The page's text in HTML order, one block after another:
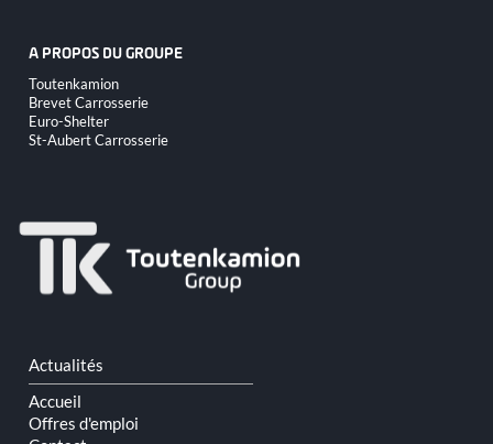
A PROPOS DU GROUPE
Aller
au
contenu
Toutenkamion
Brevet Carrosserie
Euro-Shelter
St-Aubert Carrosserie
Aller
au
contenu
Actualités
Accueil
Offres d'emploi